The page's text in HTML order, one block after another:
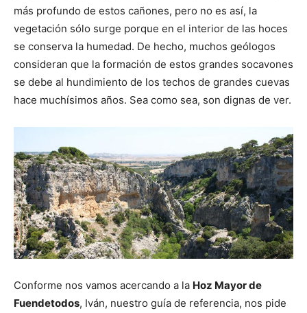
más profundo de estos cañones, pero no es así, la
vegetación sólo surge porque en el interior de las hoces
se conserva la humedad. De hecho, muchos geólogos
consideran que la formación de estos grandes socavones
se debe al hundimiento de los techos de grandes cuevas
hace muchísimos años. Sea como sea, son dignas de ver.
Conforme nos vamos acercando a la Hoz Mayor de
Fuendetodos, Iván, nuestro guía de referencia, nos pide